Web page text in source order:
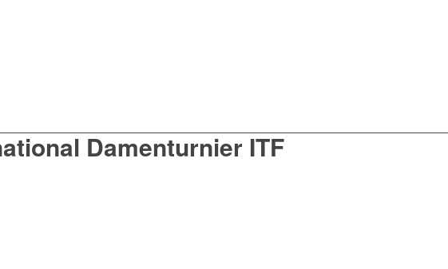
Damenturnier ITF